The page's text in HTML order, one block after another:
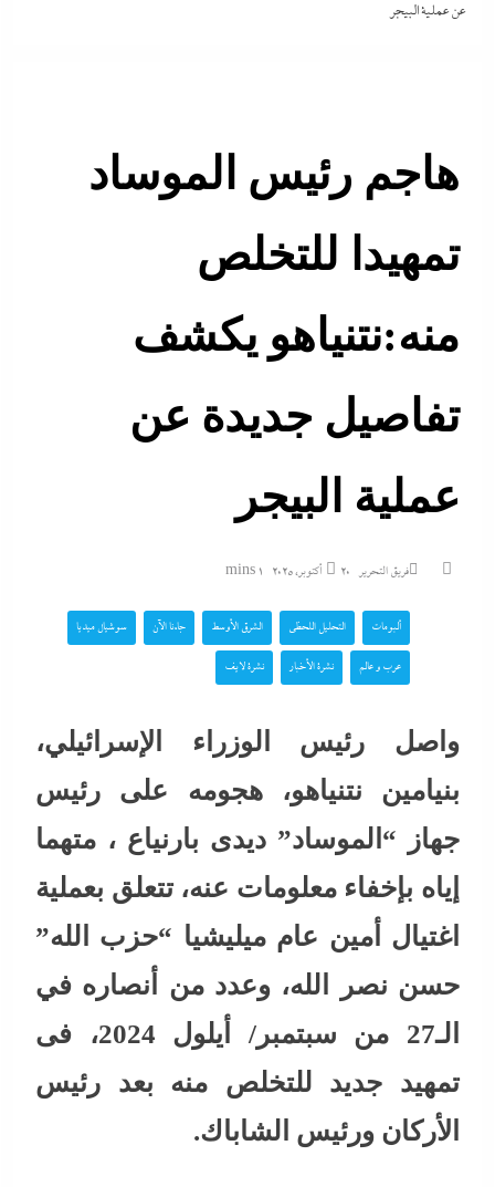
عن عملية البيجر
هاجم رئيس الموساد
تمهيدا للتخلص
منه:نتنياهو يكشف
تفاصيل جديدة عن
عملية البيجر
فريق التحرير 20 أكتوبر، 2025 1 mins
ألبومات التحليل اللحظي الشرق الأوسط جاءنا الآن سوشيال ميديا
عرب و عالم نشرة الأخبار نشرة لايف
واصل رئيس الوزراء الإسرائيلي،
بنيامين نتنياهو، هجومه على رئيس
جهاز “الموساد” ديدى بارنياع ، متهما
إياه بإخفاء معلومات عنه، تتعلق بعملية
اغتيال أمين عام ميليشيا “حزب الله”
حسن نصر الله، وعدد من أنصاره في
الـ27 من سبتمبر/ أيلول 2024، فى
تمهيد جديد للتخلص منه بعد رئيس
الأركان ورئيس الشاباك.